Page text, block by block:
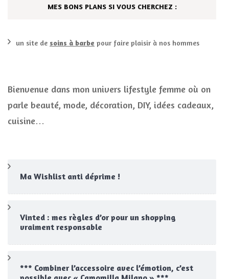
MES BONS PLANS SI VOUS CHERCHEZ :
un site de soins à barbe pour faire plaisir à nos hommes
Bienvenue dans mon univers lifestyle femme où on
parle beauté, mode, décoration, DIY, idées cadeaux,
cuisine…
Ma Wishlist anti déprime !
Vinted : mes règles d’or pour un shopping
vraiment responsable
*** Combiner l’accessoire avec l’émotion, c’est